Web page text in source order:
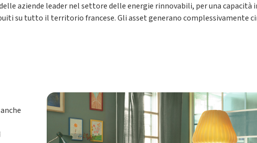
aziende leader nel settore delle energie rinnovabili, per una capacità
su tutto il territorio francese. Gli asset generano complessivamente